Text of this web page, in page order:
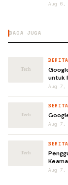
Aug 6,
BACA JUGA
BERITA
untuk
Aug 7,
BERITA
Aug 7,
BERITA
Aug 7,